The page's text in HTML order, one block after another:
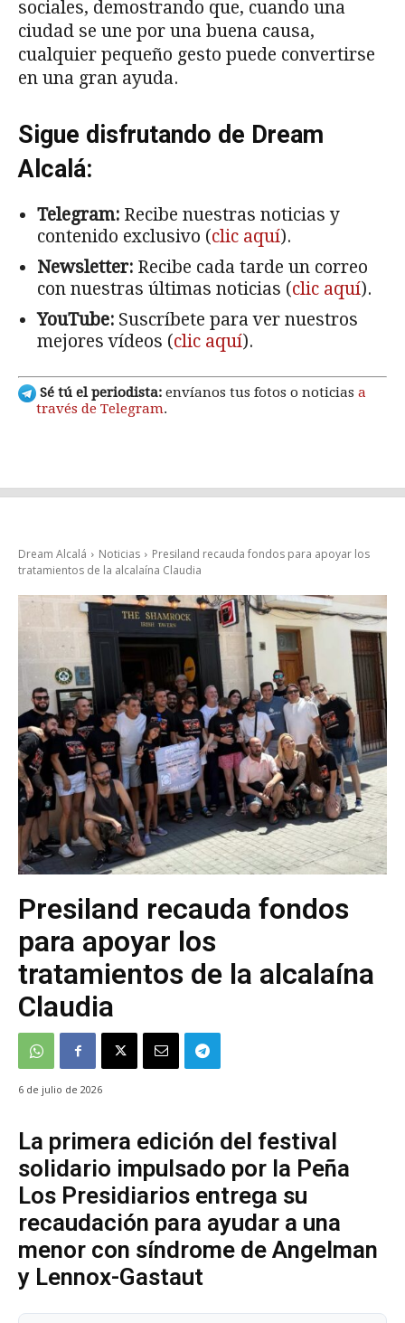
sociales, demostrando que, cuando una
ciudad se une por una buena causa,
cualquier pequeño gesto puede convertirse
en una gran ayuda.
Sigue disfrutando de Dream
Alcalá:
Telegram: Recibe nuestras noticias y
contenido exclusivo (clic aquí).
Newsletter: Recibe cada tarde un correo
con nuestras últimas noticias (clic aquí).
YouTube: Suscríbete para ver nuestros
mejores vídeos (clic aquí).
Sé tú el periodista: envíanos tus fotos o noticias a
través de Telegram.